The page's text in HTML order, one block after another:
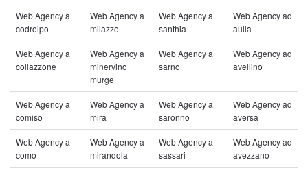
Web Agency a
codroipo
Web Agency a
milazzo
Web Agency a
santhia
Web Agency ad
aulla
Web Agency a
collazzone
Web Agency a
minervino
murge
Web Agency a
sarno
Web Agency ad
avellino
Web Agency a
comiso
Web Agency a
mira
Web Agency a
saronno
Web Agency ad
aversa
Web Agency a
como
Web Agency a
mirandola
Web Agency a
sassari
Web Agency ad
avezzano